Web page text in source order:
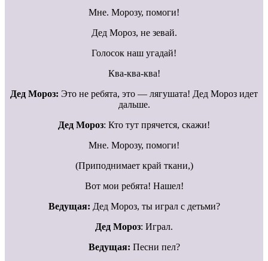
Мне. Морозу, помоги!
Дед Мороз, не зевай.
Голосок наш угадай!
Ква-ква-ква!
Дед Мороз: Это не ребята, это — лягушата! Дед Мороз идет
дальше.
Дед Мороз: Кто тут прячется, скажи!
Мне. Морозу, помоги!
(Приподнимает край ткани,)
Вот мои ребята! Нашел!
Ведущая: Дед Мороз, ты играл с детьми?
Дед Мороз: Играл.
Ведущая: Песни пел?